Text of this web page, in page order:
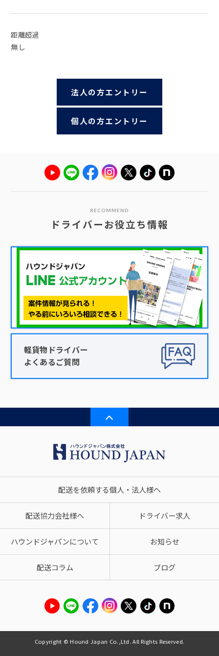
距離超過
無し
法人の方エントリー
個人の方エントリー
RECOMMEND
ドライバーお役立ち情報
軽貨物ドライバー
よくあるご質問
配送を依頼する個人・法人様へ
配送協力会社様へ ドライバー求人
ハウンドジャパンについて お知らせ
配送コラム ブログ
Copyright © Hound Japan Co.,Ltd. All Rights Reserved.